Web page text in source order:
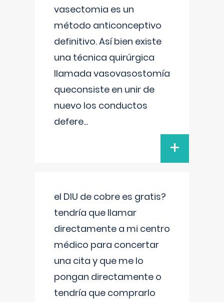
vasectomia es un
método anticonceptivo
definitivo. Así bien existe
una técnica quirúrgica
llamada vasovasostomía
queconsiste en unir de
nuevo los conductos
defere...
+
el DIU de cobre es gratis?
tendría que llamar
directamente a mi centro
médico para concertar
una cita y que me lo
pongan directamente o
tendría que comprarlo